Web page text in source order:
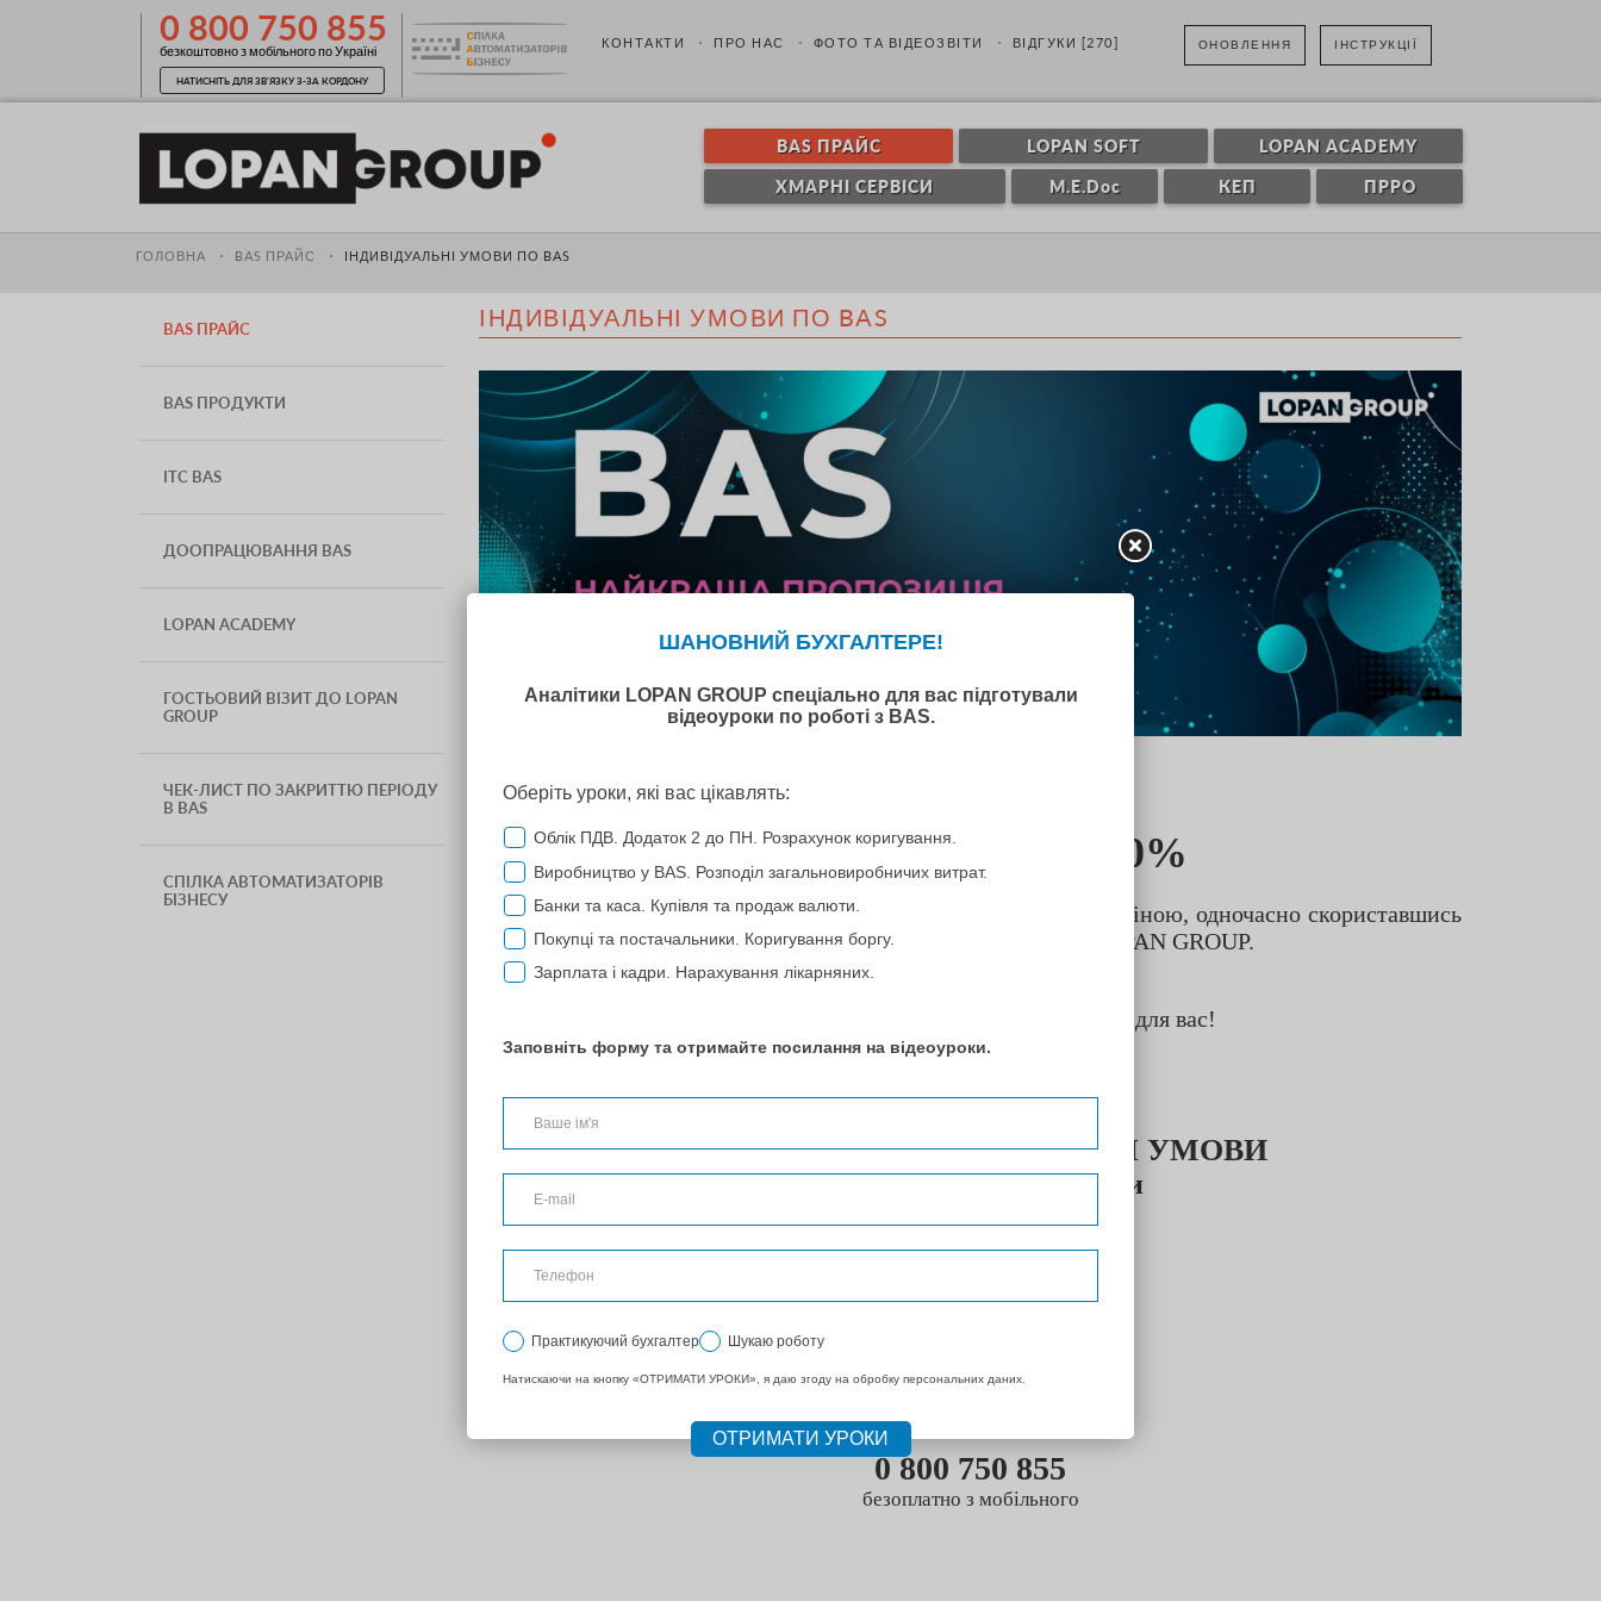
0 800 750 855
безкоштовно з мобільного по Україні
НАТИСНІТЬ ДЛЯ ЗВ'ЯЗКУ З-ЗА КОРДОНУ
КОНТАКТИ ПРО НАС ФОТО ТА ВІДЕОЗВІТИ ВІДГУКИ [270] ОНОВЛЕННЯ ІНСТРУКЦІЇ
BAS ПРАЙС LOPAN SOFT
LOPAN ACADEMY
ХМАРНІ СЕРВІСИ
M.E.Doc КЕП ПРРО
ГОЛОВНА BAS ПРАЙС ІНДИВІДУАЛЬНІ УМОВИ ПО BAS
BAS ПРАЙС
BAS ПРОДУКТИ
ІТС BAS
ДООПРАЦЮВАННЯ BAS
LOPAN ACADEMY
ГОСТЬОВИЙ ВІЗИТ ДО LOPAN
GROUP
ЧЕК-ЛИСТ ПО ЗАКРИТТЮ ПЕРІОДУ
В BAS
СПІЛКА АВТОМАТИЗАТОРІВ
БІЗНЕСУ
ІНДИВІДУАЛЬНІ УМОВИ ПО BAS
Шановний Бухгалтере!
З 1 жовтня ціни на ліцензії BAS зростуть на 50%
Ще є час прийняти рішення та придбати програму за старою ціною, одночасно скориставшись
НАЙКРАЩОЮ ПРОПОЗИЦІЄЮна придбання BAS від LOPAN GROUP.
— це та пропозиція, яка створена саме для вас!
Звертайтесь, будь ласка, та
ОТРИМАЙТЕ ІНДИВІДУАЛЬНІ УМОВИ
щодо придбання програми
0 800 750 855
безоплатно з мобільного